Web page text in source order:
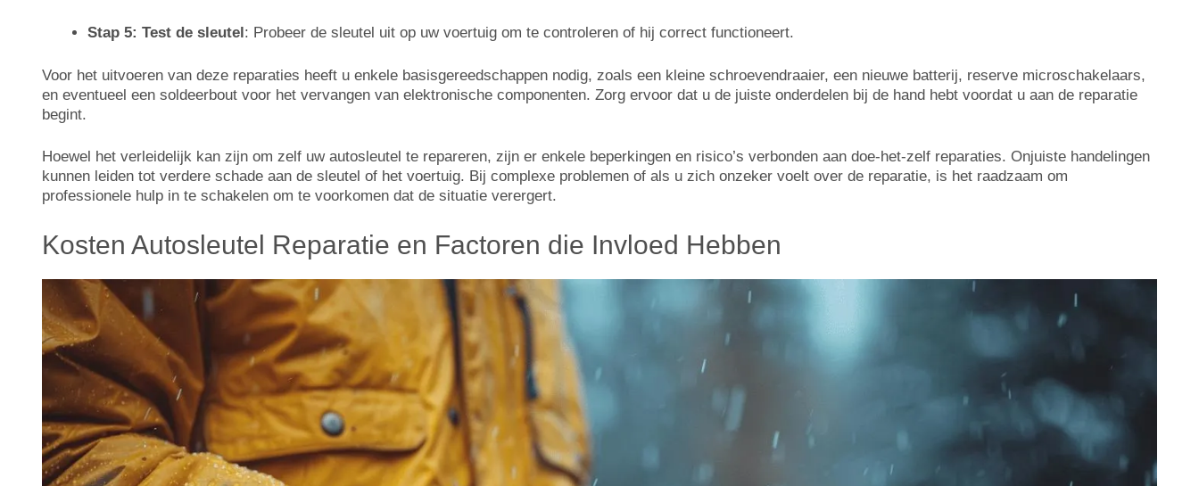
Stap 5: Test de sleutel: Probeer de sleutel uit op uw voertuig om te controleren of hij correct functioneert.
Voor het uitvoeren van deze reparaties heeft u enkele basisgereedschappen nodig, zoals een kleine schroevendraaier, een nieuwe batterij, reserve microschakelaars,
en eventueel een soldeerbout voor het vervangen van elektronische componenten. Zorg ervoor dat u de juiste onderdelen bij de hand hebt voordat u aan de reparatie
begint.
Hoewel het verleidelijk kan zijn om zelf uw autosleutel te repareren, zijn er enkele beperkingen en risico’s verbonden aan doe-het-zelf reparaties. Onjuiste handelingen
kunnen leiden tot verdere schade aan de sleutel of het voertuig. Bij complexe problemen of als u zich onzeker voelt over de reparatie, is het raadzaam om
professionele hulp in te schakelen om te voorkomen dat de situatie verergert.
Kosten Autosleutel Reparatie en Factoren die Invloed Hebben